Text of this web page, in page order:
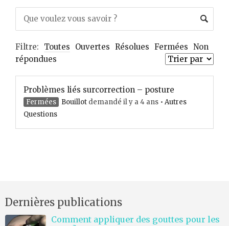
Filtre: Toutes Ouvertes Résolues Fermées Non
répondues
Problèmes liés surcorrection – posture
Fermées Bouillot demandé il y a 4 ans • Autres
Questions
Dernières publications
Comment appliquer des gouttes pour les